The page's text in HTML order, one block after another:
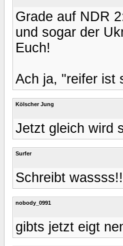
Grade auf NDR
und sogar der
Euch!
Ach ja, "reifer ist
Kölscher Jung
Jetzt gleich wird
Surfer
Schreibt
nobody_0991
gibts jetzt eigt